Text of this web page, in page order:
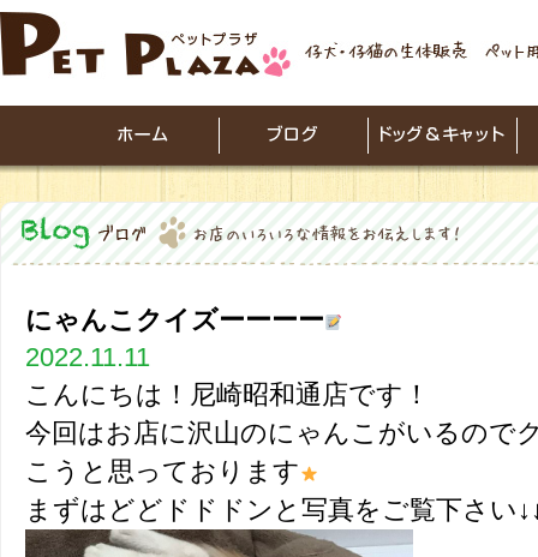
にゃんこクイズーーーー
2022.11.11
こんにちは！尼崎昭和通店です！
今回はお店に沢山のにゃんこがいるので
こうと思っております
まずはどどドドドンと写真をご覧下さい